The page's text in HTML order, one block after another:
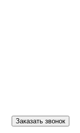
Заказать звонок